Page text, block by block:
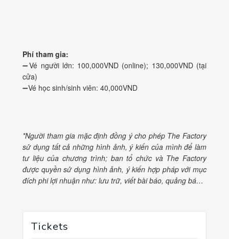
Phí tham gia:
➖Vé người lớn: 100,000VND (online); 130,000VND (tại
cửa)
➖Vé học sinh/sinh viên: 40,000VND
*Người tham gia mặc định đồng ý cho phép The Factory
sử dụng tất cả những hình ảnh, ý kiến của mình để làm
tư liệu của chương trình; ban tổ chức và The Factory
được quyền sử dụng hình ảnh, ý kiến hợp pháp với mục
đích phi lợi nhuận như: lưu trữ, viết bài báo, quảng bá…
Tickets